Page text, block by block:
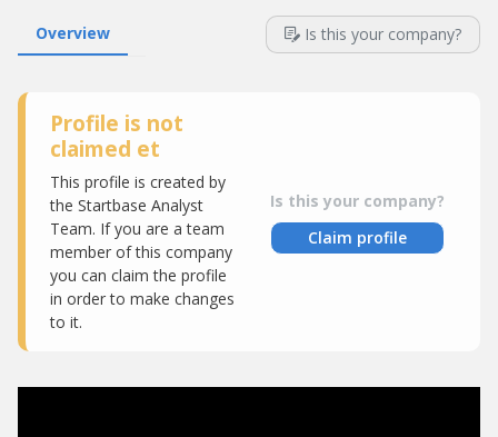
Overview Is this your company?
Profile is not
claimed et
This profile is created by
the Startbase Analyst
Team. If you are a team
member of this company
you can claim the profile
in order to make changes
to it.
Is this your company?
Claim profile